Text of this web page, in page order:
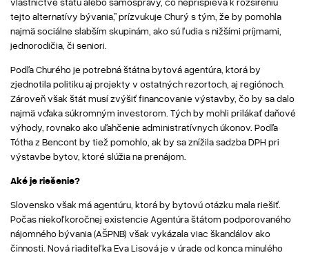
tejto alternatívy bývania,” prízvukuje Churý s tým, že by pomohla
najmä sociálne slabším skupinám, ako sú ľudia s nižšími príjmami,
jednorodičia, či seniori.
Podľa Churého je potrebná štátna bytová agentúra, ktorá by
zjednotila politiku aj projekty v ostatných rezortoch, aj regiónoch.
Zároveň však štát musí zvýšiť financovanie výstavby, čo by sa dalo
najmä vďaka súkromným investorom. Tých by mohli prilákať daňové
výhody, rovnako ako uľahčenie administratívnych úkonov. Podľa
Tótha z Bencont by tiež pomohlo, ak by sa znížila sadzba DPH pri
výstavbe bytov, ktoré slúžia na prenájom.
Aké je riešenie?
Slovensko však má agentúru, ktorá by bytovú otázku mala riešiť.
Počas niekoľkoročnej existencie Agentúra štátom podporovaného
nájomného bývania (AŠPNB) však vykázala viac škandálov ako
činnosti. Nová riaditeľka Eva Lisová je v úrade od konca minulého